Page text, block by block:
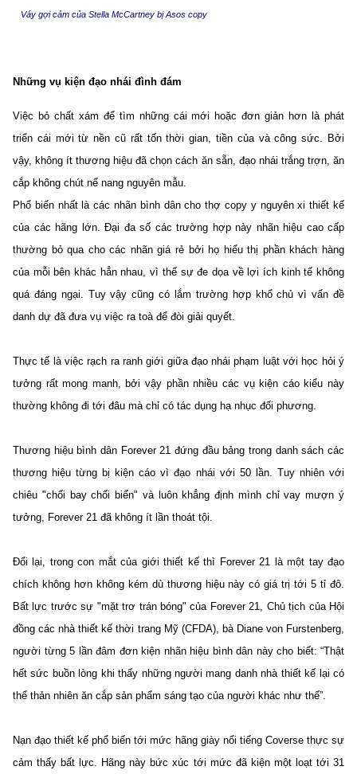
Váy gợi cảm của Stella McCartney bị Asos copy
Những vụ kiện đạo nhái đình đám
Việc bỏ chất xám để tìm những cái mới hoặc đơn giản hơn là phát
triển cái mới từ nền cũ rất tốn thời gian, tiền của và công sức. Bởi
vậy, không ít thương hiệu đã chọn cách ăn sẵn, đạo nhái trắng trợn, ăn
cắp không chút nể nang nguyên mẫu.
Phổ biến nhất là các nhãn bình dân cho thợ copy y nguyên xi thiết kế
của các hãng lớn. Đại đa số các trường hợp này nhãn hiệu cao cấp
thường bỏ qua cho các nhãn giá rẻ bởi họ hiểu thị phần khách hàng
của mỗi bên khác hẳn nhau, vì thế sự đe dọa về lợi ích kinh tế không
quá đáng ngại. Tuy vậy cũng có lắm trường hợp khổ chủ vì vấn đề
danh dự đã đưa vụ việc ra toà để đòi giải quyết.
Thực tế là việc rạch ra ranh giới giữa đạo nhái phạm luật với học hỏi ý
tưởng rất mong manh, bởi vậy phần nhiều các vụ kiện cáo kiểu này
thường không đi tới đâu mà chỉ có tác dụng hạ nhục đối phương.
Thương hiệu bình dân Forever 21 đứng đầu bảng trong danh sách các
thương hiệu từng bị kiện cáo vì đạo nhái với 50 lần. Tuy nhiên với
chiêu "chối bay chối biến" và luôn khẳng định mình chỉ vay mượn ý
tưởng, Forever 21 đã không ít lần thoát tội.
Đổi lại, trong con mắt của giới thiết kế thì Forever 21 là một tay đạo
chích không hơn không kém dù thương hiệu này có giá trị tới 5 tỉ đô.
Bất lực trước sự "mặt trơ trán bóng" của Forever 21, Chủ tịch của Hội
đồng các nhà thiết kế thời trang Mỹ (CFDA), bà Diane von Furstenberg,
người từng 5 lần đâm đơn kiện nhãn hiệu bình dân này cho biết: “Thật
hết sức buồn lòng khi thấy những người mang danh nhà thiết kế lại có
thể thản nhiên ăn cắp sản phẩm sáng tạo của người khác như thế”.
Nạn đạo thiết kế phổ biến tới mức hãng giày nổi tiếng Coverse thực sự
cảm thấy bất lực. Hãng này bức xúc tới mức đã kiện một loạt tới 31